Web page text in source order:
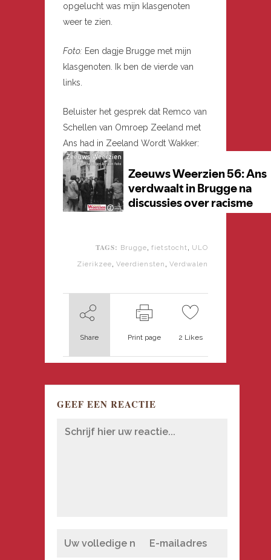
opgelucht was mijn klasgenoten
weer te zien.
Foto: Een dagje Brugge met mijn
klasgenoten. Ik ben de vierde van
links.
Beluister het gesprek dat Remco van
Schellen van Omroep Zeeland met
Ans had in Zeeland Wordt Wakker:
TAGS: Brugge fietstocht
ULO
Zierikzee Veerdiensten Verdwalen
Share Print page 2 Likes
GEEF EEN REACTIE